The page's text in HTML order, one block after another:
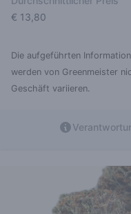
€ 13,80
Die aufgeführten
werden von Greenmeister
Geschäft variieren.